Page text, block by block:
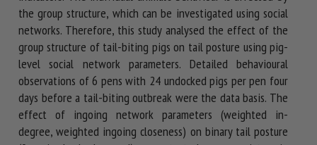
the group structure, which can be investigated using social
networks. Therefore, this study analysed the effect of the
group structure of tail-biting pigs on tail posture using pig-
level social network parameters. Detailed behavioural
observations of 6 pens with 24 undocked pigs per pen four
days before a tail-biting outbreak were the data basis. The
effect of ingoing network parameters (weighted in-
degree, weighted ingoing closeness) on binary tail posture